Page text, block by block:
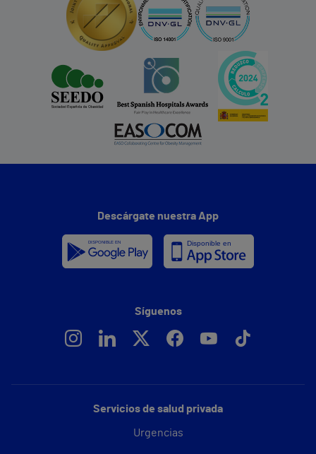
Servicios de salud privada
Urgencias
Descárgate nuestra App
Síguenos